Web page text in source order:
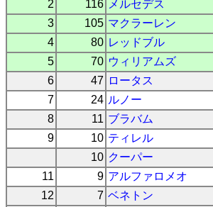
2
116 メルセデス
3
105 マクラーレン
4
80 レッドブル
5
70 ウィリアムズ
6
47 ロータス
7
24 ルノー
8
11 ブラバム
9
10 ティレル
10 クーパー
11
9 アルファロメオ
12
7 ベネトン